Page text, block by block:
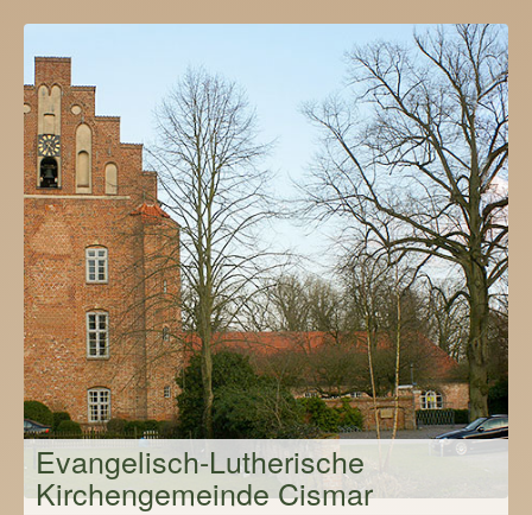
Evangelisch-Lutherische
Kirchengemeinde Cismar